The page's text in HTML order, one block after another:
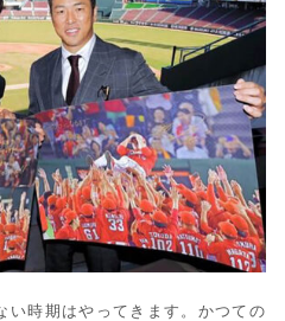
い時期はやってきます。かつての